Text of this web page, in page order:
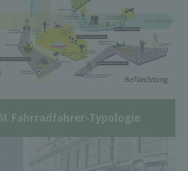
Fahrradfahrer-Typologie